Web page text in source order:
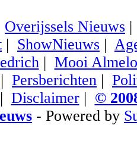
Overijssels Nieuws
| ShowNieuws |
| Mooi Almelo
| Persberichten |
Disclaimer| ©
- Powered by